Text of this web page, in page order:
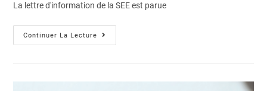
La lettre d'information de la SEE est parue
Continuer La Lecture